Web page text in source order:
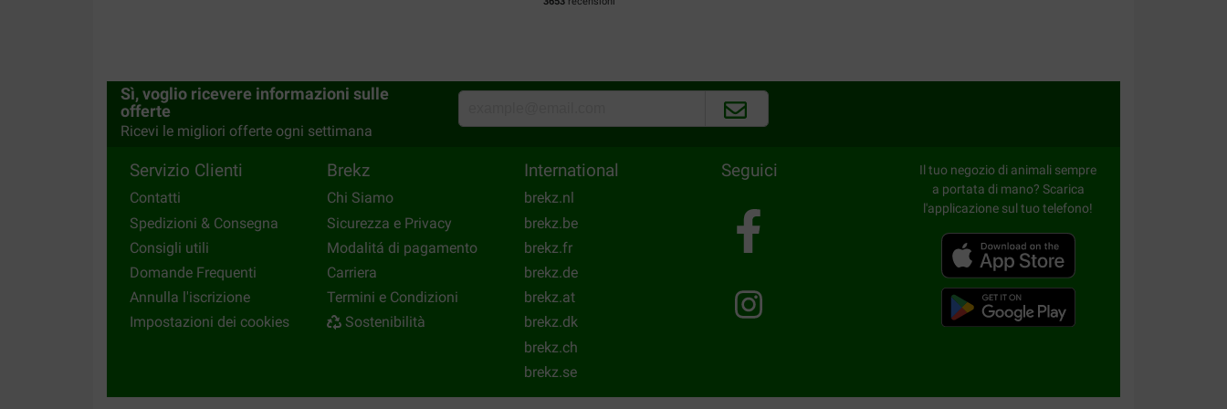
Margo Vermeulen
16-11-2019
Mijn hond is gek op zijn eten zijn vacht is mooi. Ik ben heel blij
Translate to English
R Van aalderen
19-12-2018
Ik had zelf de verkeerde brok Voor onze labrador besteld maar ze eet ze wel
Had er voor een iets kleinere brok. Kon deze zak wel retour doen maar moest
€12,50 betalen. Dus dan maar wel geven. Volgende keer maar weer de goede
Translate to English
Sì, voglio ricevere informazioni sulle
offerte
Ricevi le migliori offerte ogni settimana
Servizio Clienti
Contatti
Spedizioni & Consegna
Consigli utili
Domande Frequenti
Annulla l'iscrizione
Impostazioni dei cookies
Brekz
Chi Siamo
Sicurezza e Privacy
Modalitá di pagamento
Carriera
Termini e Condizioni
Sostenibilità
International
brekz.nl
brekz.be
brekz.fr
brekz.de
brekz.at
brekz.dk
brekz.ch
brekz.se
Seguici
Il tuo negozio di animali sempre
a portata di mano? Scarica
l'applicazione sul tuo telefono!